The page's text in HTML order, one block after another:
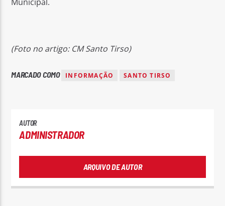
(Foto no artigo: CM Santo Tirso)
MARCADO COMO INFORMAÇÃO SANTO TIRSO
AUTOR
ADMINISTRADOR
ARQUIVO DE AUTOR